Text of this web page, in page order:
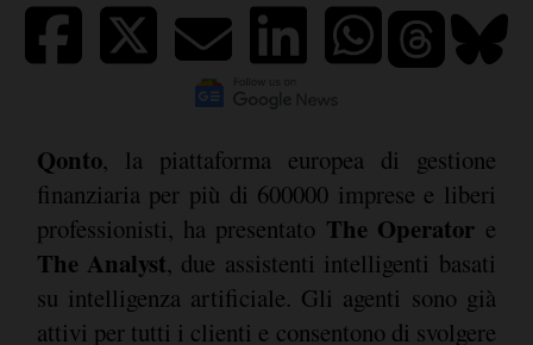
Qonto, la piattaforma europea di gestione
finanziaria per più di 600000 imprese e liberi
professionisti, ha presentato The Operatore
The Analyst, due assistenti intelligenti basati
su intelligenza artificiale. Gli agenti sono già
attivi per tutti i clienti e consentono di svolgere